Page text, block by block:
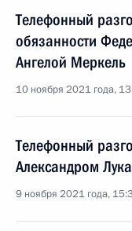
Телефонный
обязанности
Ангелой Меркель
10 ноября 2021 года,
Телефонный
Александром
9 ноября 2021 года,